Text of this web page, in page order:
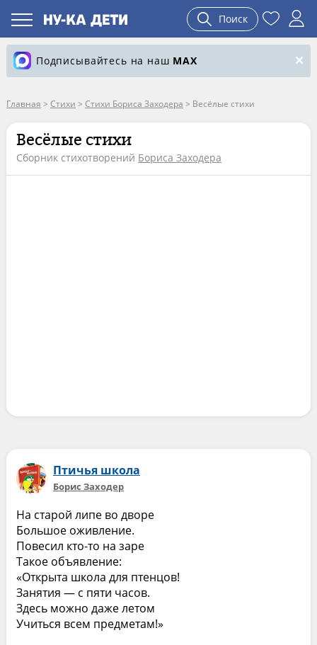
Поиск
Подписывайтесь на наш MAX
Главная > Стихи > Стихи Бориса Заходера > Весёлые стихи
Весёлые стихи
Сборник стихотворений Бориса Заходера
Птичья школа
Борис Заходер
На старой липе во дворе
Большое оживление.
Повесил кто-то на заре
Такое объявление:
«Открыта школа для птенцов!
Занятия — с пяти часов.
Здесь можно даже летом
Учиться всем предметам!»